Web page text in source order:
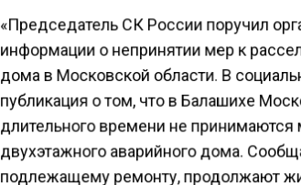
«Председатель СК России поручил
информации о непринятии мер к
дома в Московской области. В
публикация о том, что в Балашихе
длительного времени не
двухэтажного аварийного дома.
подлежащему ремонту, продолжают